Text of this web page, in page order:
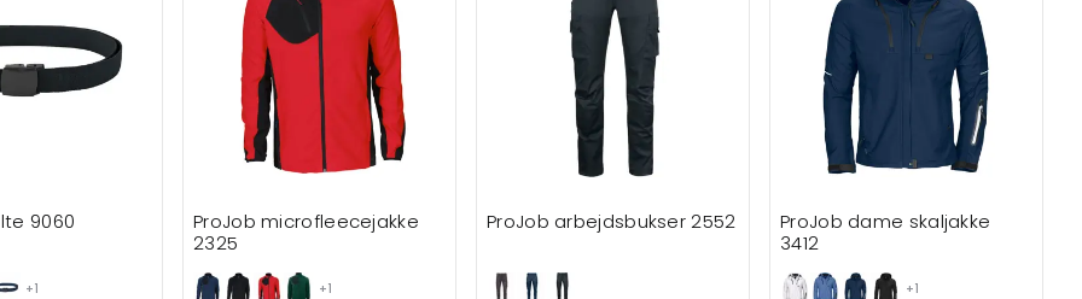
+1
9060
+1
ProJob microfleecejakke
2325
ProJob arbejdsbukser 2552
+1
ProJob dame skaljakke
3412